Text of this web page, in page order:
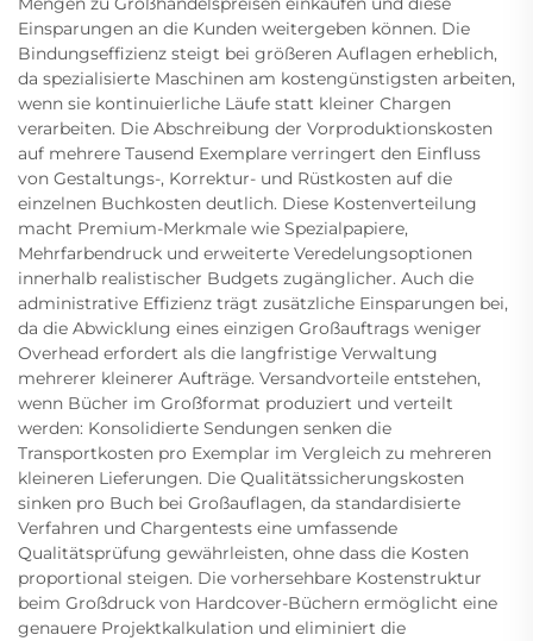
Einsparungen an die Kunden weitergeben können. Die
Bindungseffizienz steigt bei größeren Auflagen erheblich,
da spezialisierte Maschinen am kostengünstigsten arbeiten,
wenn sie kontinuierliche Läufe statt kleiner Chargen
verarbeiten. Die Abschreibung der Vorproduktionskosten
auf mehrere Tausend Exemplare verringert den Einfluss
von Gestaltungs-, Korrektur- und Rüstkosten auf die
einzelnen Buchkosten deutlich. Diese Kostenverteilung
macht Premium-Merkmale wie Spezialpapiere,
Mehrfarbendruck und erweiterte Veredelungsoptionen
innerhalb realistischer Budgets zugänglicher. Auch die
administrative Effizienz trägt zusätzliche Einsparungen bei,
da die Abwicklung eines einzigen Großauftrags weniger
Overhead erfordert als die langfristige Verwaltung
mehrerer kleinerer Aufträge. Versandvorteile entstehen,
wenn Bücher im Großformat produziert und verteilt
werden: Konsolidierte Sendungen senken die
Transportkosten pro Exemplar im Vergleich zu mehreren
kleineren Lieferungen. Die Qualitätssicherungskosten
sinken pro Buch bei Großauflagen, da standardisierte
Verfahren und Chargentests eine umfassende
Qualitätsprüfung gewährleisten, ohne dass die Kosten
proportional steigen. Die vorhersehbare Kostenstruktur
beim Großdruck von Hardcover-Büchern ermöglicht eine
genauere Projektkalkulation und eliminiert die